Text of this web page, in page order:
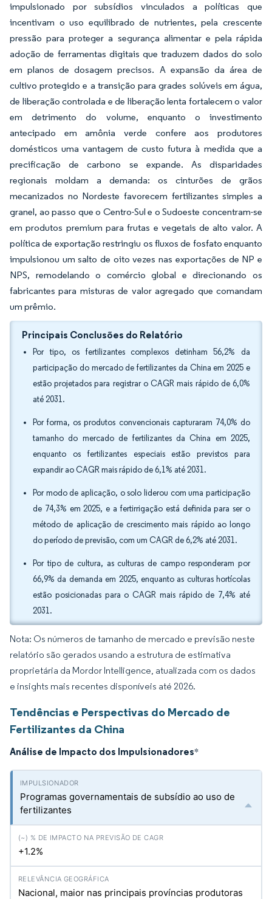
impulsionado por subsídios vinculados a políticas que
incentivam o uso equilibrado de nutrientes, pela crescente
pressão para proteger a segurança alimentar e pela rápida
adoção de ferramentas digitais que traduzem dados do solo
em planos de dosagem precisos. A expansão da área de
cultivo protegido e a transição para grades solúveis em água,
de liberação controlada e de liberação lenta fortalecem o valor
em detrimento do volume, enquanto o investimento
antecipado em amônia verde confere aos produtores
domésticos uma vantagem de custo futura à medida que a
precificação de carbono se expande. As disparidades
regionais moldam a demanda: os cinturões de grãos
mecanizados no Nordeste favorecem fertilizantes simples a
granel, ao passo que o Centro-Sul e o Sudoeste concentram-se
em produtos premium para frutas e vegetais de alto valor. A
política de exportação restringiu os fluxos de fosfato enquanto
impulsionou um salto de oito vezes nas exportações de NP e
NPS, remodelando o comércio global e direcionando os
fabricantes para misturas de valor agregado que comandam
um prêmio.
Principais Conclusões do Relatório
Por tipo, os fertilizantes complexos detinham 56,2% da
participação do mercado de fertilizantes da China em 2025 e
estão projetados para registrar o CAGR mais rápido de 6,0%
até 2031.
Por forma, os produtos convencionais capturaram 74,0% do
tamanho do mercado de fertilizantes da China em 2025,
enquanto os fertilizantes especiais estão previstos para
expandir ao CAGR mais rápido de 6,1% até 2031.
Por modo de aplicação, o solo liderou com uma participação
de 74,3% em 2025, e a fertirrigação está definida para ser o
método de aplicação de crescimento mais rápido ao longo
do período de previsão, com um CAGR de 6,2% até 2031.
Por tipo de cultura, as culturas de campo responderam por
66,9% da demanda em 2025, enquanto as culturas hortícolas
estão posicionadas para o CAGR mais rápido de 7,4% até
2031.
Nota: Os números de tamanho de mercado e previsão neste
relatório são gerados usando a estrutura de estimativa
proprietária da Mordor Intelligence, atualizada com os dados
e insights mais recentes disponíveis até 2026.
Tendências e Perspectivas do Mercado de
Fertilizantes da China
Análise de Impacto dos Impulsionadores*
Programas governamentais de subsídio ao uso de
fertilizantes
+1.2%
Nacional, maior nas principais províncias produtoras